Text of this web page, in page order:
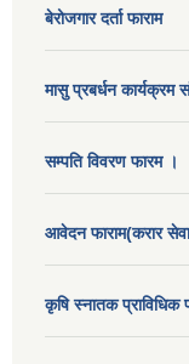
बेरोजगार दर्ता फाराम
मासु प्रबर्धन कार्यक्रम
सम्पति विवरण फारम ।
आवेदन फाराम(करार
कृषि स्नातक प्राविधिक